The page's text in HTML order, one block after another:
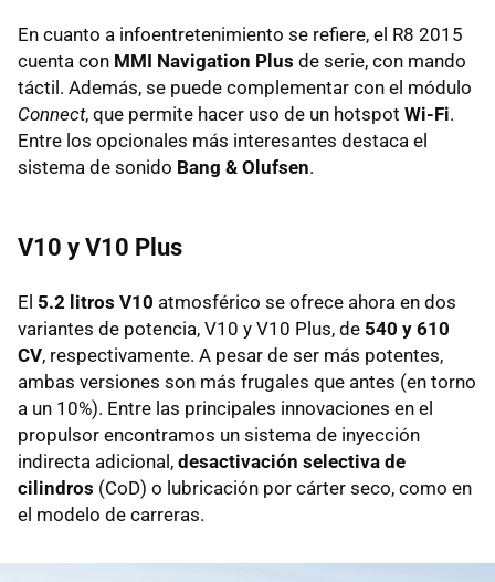
En cuanto a infoentretenimiento se refiere, el R8 2015
cuenta con MMI Navigation Plus de serie, con mando
táctil. Además, se puede complementar con el módulo
Connect, que permite hacer uso de un hotspot Wi-Fi.
Entre los opcionales más interesantes destaca el
sistema de sonido Bang & Olufsen.
V10 y V10 Plus
El 5.2 litros V10 atmosférico se ofrece ahora en dos
variantes de potencia, V10 y V10 Plus, de 540 y 610
CV, respectivamente. A pesar de ser más potentes,
ambas versiones son más frugales que antes (en torno
a un 10%). Entre las principales innovaciones en el
propulsor encontramos un sistema de inyección
indirecta adicional, desactivación selectiva de
cilindros (CoD) o lubricación por cárter seco, como en
el modelo de carreras.